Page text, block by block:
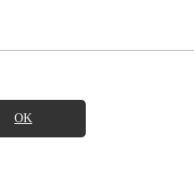
OK